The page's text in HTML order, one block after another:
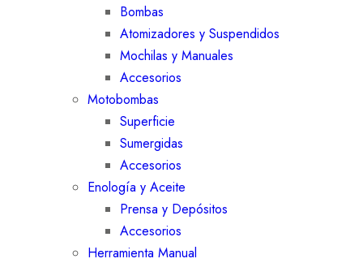
Bombas
Atomizadores y Suspendidos
Mochilas y Manuales
Accesorios
Motobombas
Superficie
Sumergidas
Accesorios
Enología y Aceite
Prensa y Depósitos
Accesorios
Herramienta Manual